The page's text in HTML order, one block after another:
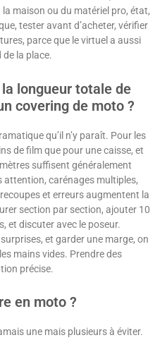
maison ou du matériel pro, état,
tester avant d’acheter, vérifier
parce que le virtuel a aussi
de la place.
longueur totale de
covering de moto ?
qu’il n’y paraît. Pour les
de film que pour une caisse, et
suffisent généralement
carénages multiples,
et erreurs augmentent la
section par section, ajouter 10
et discuter avec le poseur.
et garder une marge, on
mains vides. Prendre des
précise.
en moto ?
une mais plusieurs à éviter.